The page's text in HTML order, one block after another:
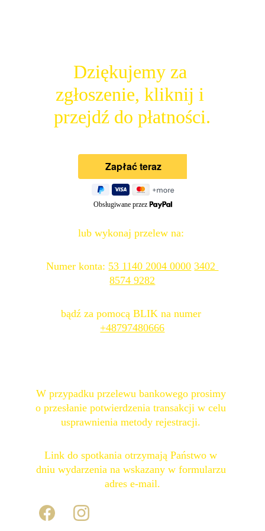
Dziękujemy za
zgłoszenie, kliknij i
przejdź do płatności.
lub wykonaj przelew na:
Numer konta: 53 1140 2004 0000 3402
8574 9282
bądź za pomocą BLIK na numer
+48797480666
W przypadku przelewu bankowego prosimy
o przesłanie potwierdzenia transakcji w celu
usprawnienia metody rejestracji.
Link do spotkania otrzymają Państwo w
dniu wydarzenia na wskazany w formularzu
adres e-mail.